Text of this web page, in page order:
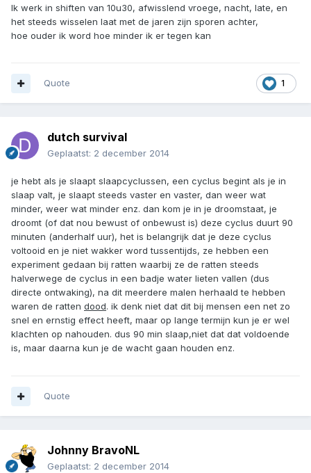
Ik werk in shiften van 10u30, afwisslend vroege, nacht, late, en
het steeds wisselen laat met de jaren zijn sporen achter,
hoe ouder ik word hoe minder ik er tegen kan
1
Quote
dutch survival
Geplaatst: 2 december 2014
je hebt als je slaapt slaapcyclussen, een cyclus begint als je in
slaap valt, je slaapt steeds vaster en vaster, dan weer wat
minder, weer wat minder enz. dan kom je in je droomstaat, je
droomt (of dat nou bewust of onbewust is) deze cyclus duurt 90
minuten (anderhalf uur), het is belangrijk dat je deze cyclus
voltooid en je niet wakker word tussentijds, ze hebben een
experiment gedaan bij ratten waarbij ze de ratten steeds
halverwege de cyclus in een badje water lieten vallen (dus
directe ontwaking), na dit meerdere malen herhaald te hebben
waren de ratten dood. ik denk niet dat dit bij mensen een net zo
snel en ernstig effect heeft, maar op lange termijn kun je er wel
klachten op nahouden. dus 90 min slaap,niet dat dat voldoende
is, maar daarna kun je de wacht gaan houden enz.
Quote
Johnny BravoNL
Geplaatst: 2 december 2014